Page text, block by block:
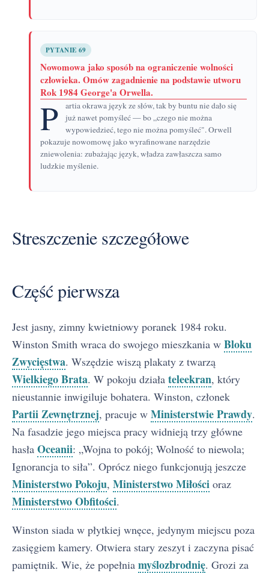
PYTANIE 69
Nowomowa jako sposób na ograniczenie wolności
człowieka. Omów zagadnienie na podstawie utworu
Rok 1984 George'a Orwella.
P
artia okrawa język ze słów, tak by buntu nie dało się
już nawet pomyśleć — bo „czego nie można
wypowiedzieć, tego nie można pomyśleć". Orwell
pokazuje nowomowę jako wyrafinowane narzędzie
zniewolenia: zubażając język, władza zawłaszcza samo
ludzkie myślenie.
Streszczenie szczegółowe
Część pierwsza
Jest jasny, zimny kwietniowy poranek 1984 roku.
Winston Smith wraca do swojego mieszkania w Bloku
Zwycięstwa. Wszędzie wiszą plakaty z twarzą
Wielkiego Brata. W pokoju działa teleekran, który
nieustannie inwigiluje bohatera. Winston, członek
Partii Zewnętrznej, pracuje w Ministerstwie Prawdy.
Na fasadzie jego miejsca pracy widnieją trzy główne
hasła Oceanii: „Wojna to pokój; Wolność to niewola;
Ignorancja to siła”. Oprócz niego funkcjonują jeszcze
Ministerstwo Pokoju, Ministerstwo Miłości oraz
Ministerstwo Obfitości.
Winston siada w płytkiej wnęce, jedynym miejscu poza
zasięgiem kamery. Otwiera stary zeszyt i zaczyna pisać
pamiętnik. Wie, że popełnia myślozbrodnię. Grozi za